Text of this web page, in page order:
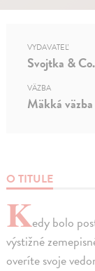
O TITULE
Kedy bolo
výstižné
overíte svoje
VYDAVATEĽ
Svojtka & Co.
VÄZBA
Mäkká